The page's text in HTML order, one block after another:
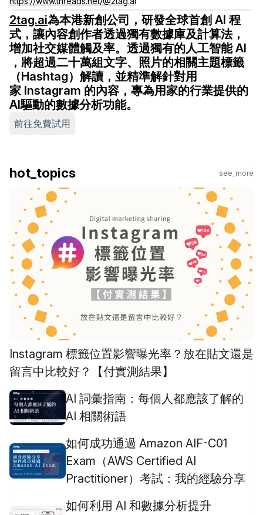
2tag.ai為本港新創公司，研發全球首創 AI 程
式，讓內容創作者透過獨有數據庫及計算法，
增加社交媒體觸及率。透過獨有的人工智能 AI
，將超過二十萬組文字、照片的相關主題標籤
（Hashtag）解讀，並精準解針對用
家 Instagram 的內容，專為用家的行業提供的
AI驅動的數據分析功能。
前往免費試用
hot_topics see_more
Instagram 標籤位置影響曝光率？放在貼文還是
留言中比較好？【付實測結果】
AI 詞彙指南：每個人都應該了解的
AI 相關術語
如何成功通過 Amazon AIF-C01
Exam（AWS Certified AI
Practitioner）考試：我的經驗分享
如何利用 AI 和數據分析提升